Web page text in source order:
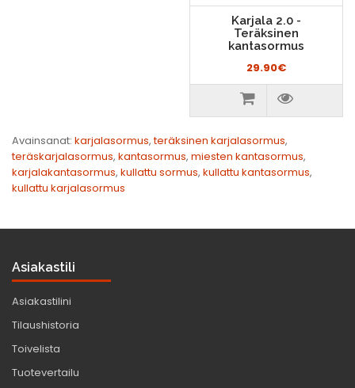
Karjala 2.0 -
Teräksinen
kantasormus
29.90€
Avainsanat: karjalasormus,teräksinen karjalasormus,
teräskarjalasormus, kantasormus, miesten kantasormus,
karjalakantasormus, kullattu sormus, kullattu kantasormus,
kullattu karjalasormus
Asiakastili
Asiakastilini
Tilaushistoria
Toivelista
Tuotevertailu